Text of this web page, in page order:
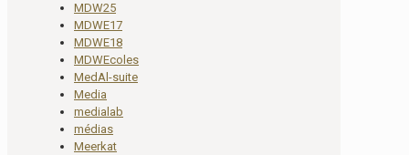
MDW25
MDWE17
MDWE18
MDWEcoles
MedAl-suite
Media
medialab
médias
Meerkat